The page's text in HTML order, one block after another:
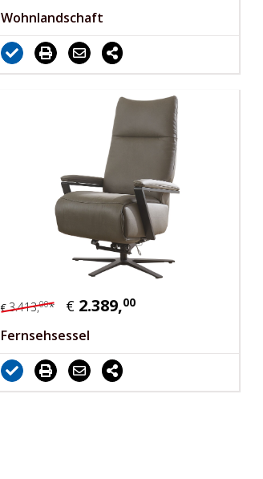
Wohnlandschaft
€3.413,00* € 2.389,00
Fernsehsessel